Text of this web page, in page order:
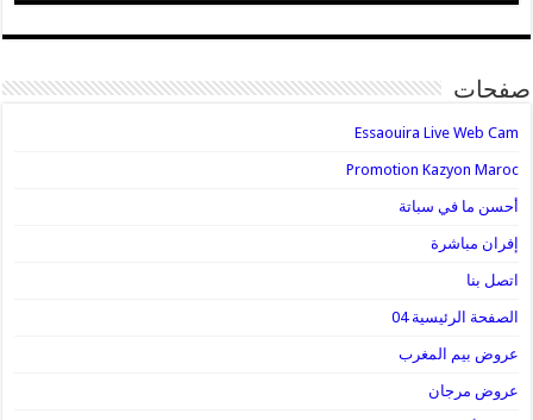
صفحات
Essaouira Live Web Cam
Promotion Kazyon Maroc
أحسن ما في سباتة
إفران مباشرة
اتصل بنا
الصفحة الرئيسية 04
عروض بيم المغرب
عروض مرجان